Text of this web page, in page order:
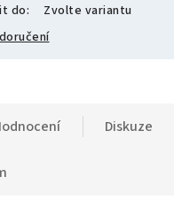
do:
Zvolte variantu
Diskuze